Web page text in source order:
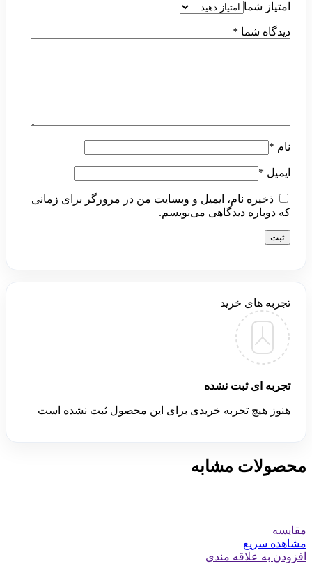
امتیاز شما
دیدگاه شما *
نام *
ایمیل *
ذخیره نام، ایمیل و وبسایت من در مرورگر برای زمانی
که دوباره دیدگاهی می‌نویسم.
تجربه های خرید
تجربه ای ثبت نشده
هنوز هیچ تجربه خریدی برای این محصول ثبت نشده است
محصولات مشابه
مقایسه
مشاهده سریع
افزودن به علاقه مندی